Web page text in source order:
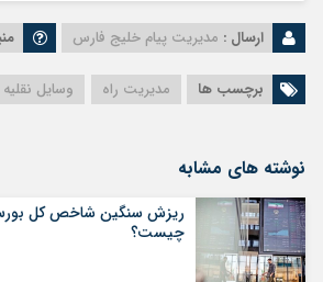
ارسال : مدیریت پیام خلیج فارس
برچسب ها مدیریت راه وسایل نقلیه
نوشته های مشابه
ریزش سنگین شاخص کل
چیست؟